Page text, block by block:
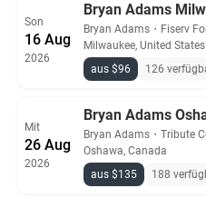
Son
16 Aug
2026
Bryan Adams
Bryan Adams ・ Fiserv
Milwaukee, United States
aus $96
126
Mit
26 Aug
2026
Bryan Adams
Bryan Adams ・ Tribute
Oshawa, Canada
aus $135
188